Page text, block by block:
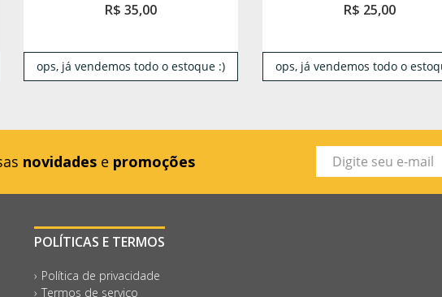
R$ 35,00
ops, já vendemos todo o estoque :)
R$ 25,00
ops, já vendemos todo o
novidades e promoções
POLÍTICAS E TERMOS
Política de privacidade
Termos de serviço